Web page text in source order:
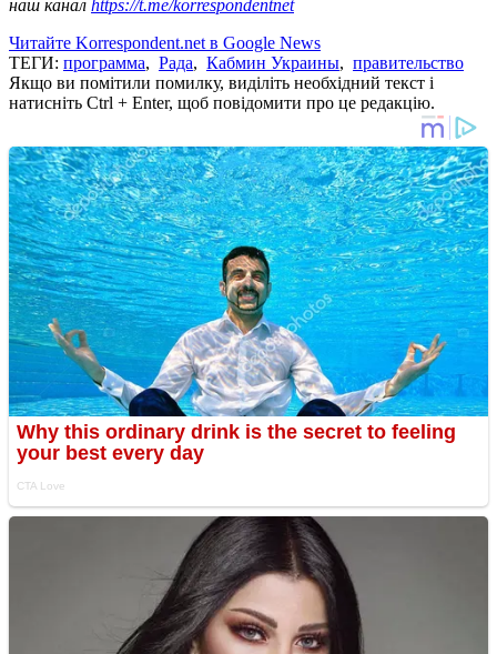
наш канал https://t.me/korrespondentnet
Читайте Korrespondent.net в Google News
ТЕГИ: программа, Рада, Кабмин Украины, правительство
Якщо ви помітили помилку, виділіть необхідний текст і
натисніть Ctrl + Enter, щоб повідомити про це редакцію.